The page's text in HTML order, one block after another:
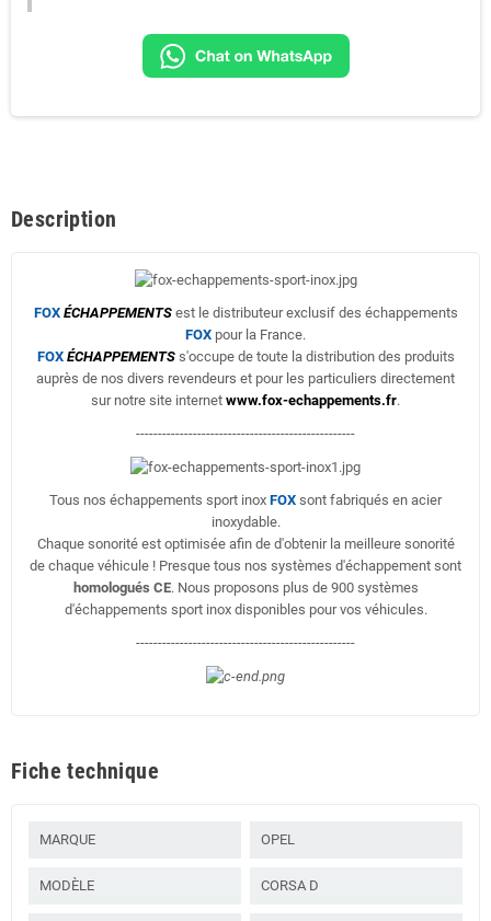
Description
FOX ÉCHAPPEMENTSest le distributeur exclusif des échappements
FOX pour la France.
FOX ÉCHAPPEMENTSs'occupe de toute la distribution des produits
auprès de nos divers revendeurs et pour les particuliers directement
sur notre site internet www.fox-echappements.fr.
--------------------------------------------------
Tous nos échappements sport inox FOX sont fabriqués en acier
inoxydable.
Chaque sonorité est optimisée afin de d'obtenir la meilleure sonorité
de chaque véhicule ! Presque tous nos systèmes d'échappement sont
homologués CE. Nous proposons plus de 900 systèmes
d'échappements sport inox disponibles pour vos véhicules.
--------------------------------------------------
Fiche technique
MARQUE OPEL
MODÈLE CORSA D